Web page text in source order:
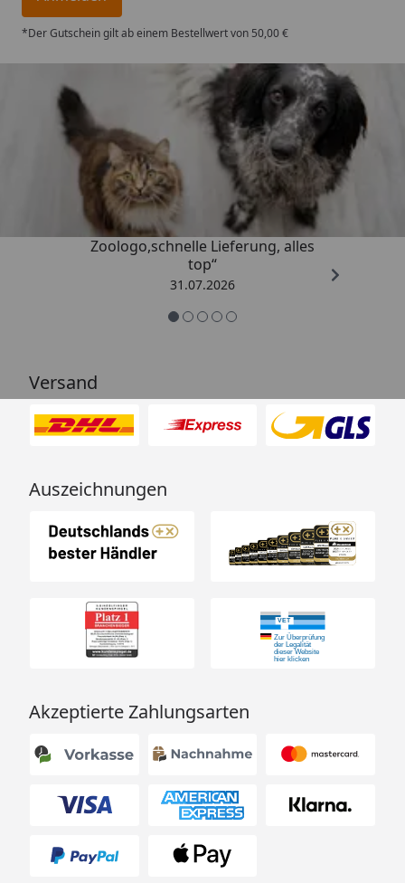
*Der Gutschein gilt ab einem Bestellwert von 50,00 €
Trusted Shops
4,74/ 5
„Gute Erfahrung mit
Zoologo,schnelle Lieferung, alles
top“
31.07.2026
Versand
Auszeichnungen
Akzeptierte Zahlungsarten